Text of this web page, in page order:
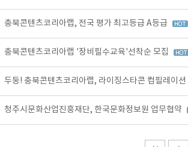
충북콘텐츠코리아랩, 전국 평가 최고등급 A등급
충북콘텐츠코리아랩 '장비필수교육'선착순 모집
두둥! 충북콘텐츠코리아랩, 라이징스타콘 컴필레이션
청주시문화산업진흥재단, 한국문화정보원 업무협약